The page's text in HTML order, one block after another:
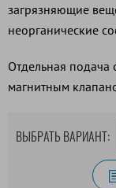
загрязняющие
неорганические
Отдельная
магнитным
ВЫБРАТЬ ВАРИАНТ: